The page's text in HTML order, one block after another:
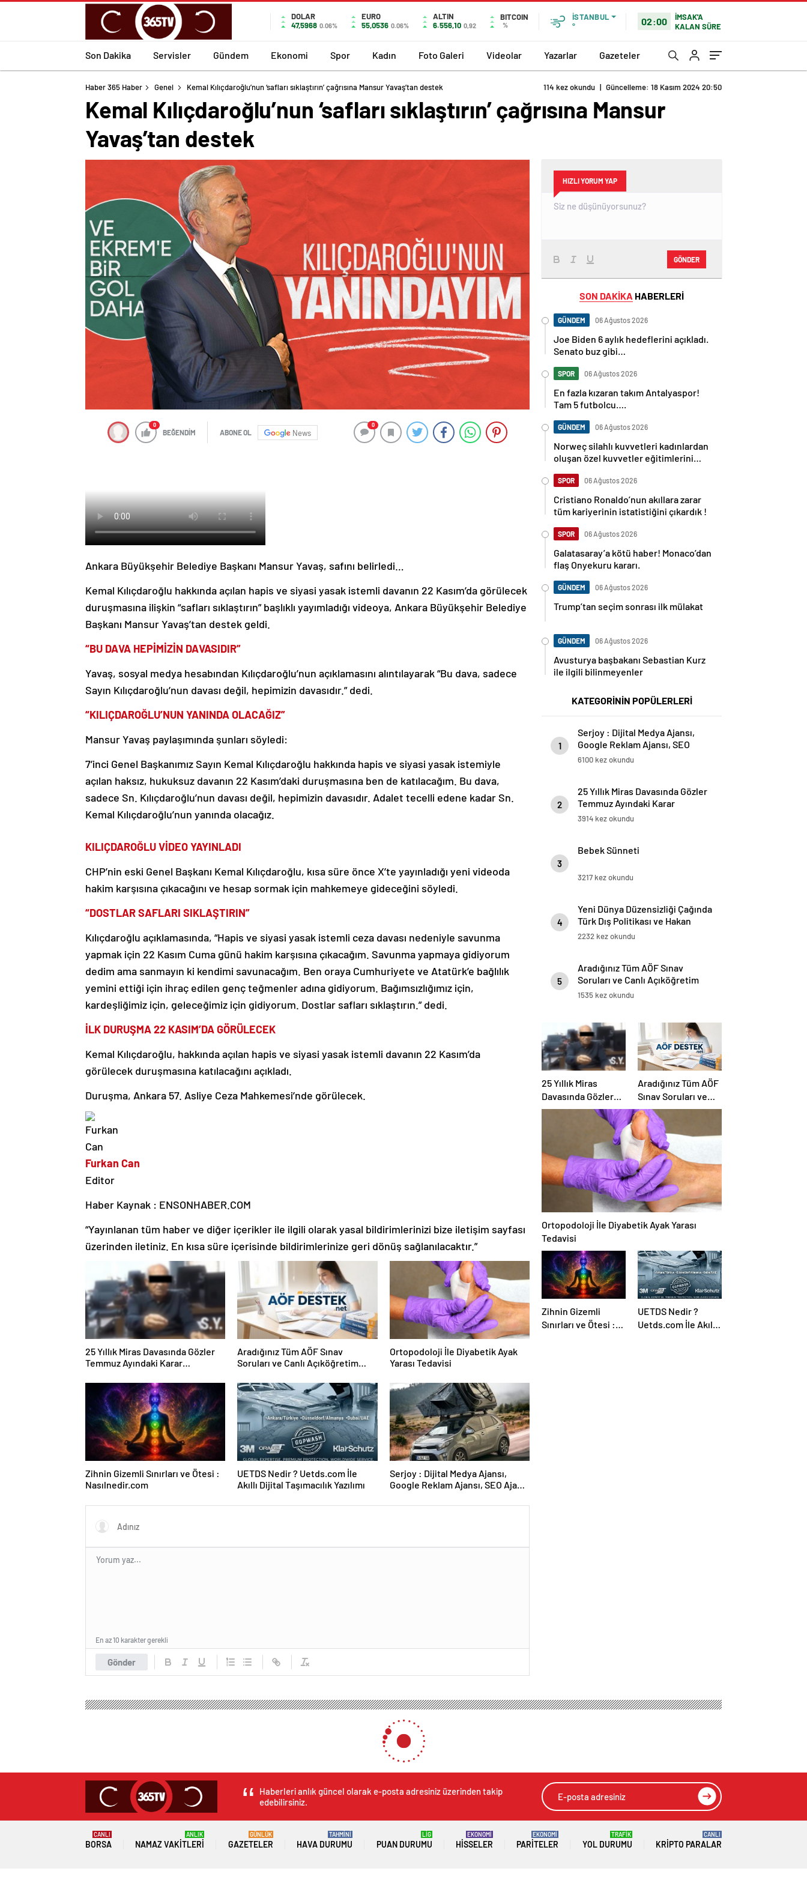
DOLAR
47,5968 0.06%
EURO
55,0536 0.06%
ALTIN
6.556,10 0,92
BITCOIN
%
İSTANBUL
°
02:00
İMSAK'A
KALAN SÜRE
Son Dakika Servisler Gündem Ekonomi Spor Kadın Foto Galeri Videolar Yazarlar Gazeteler
Haber 365 Haber Genel Kemal Kılıçdaroğlu’nun ‘safları sıklaştırın’ çağrısına Mansur Yavaş’tan destek 114 kez okundu | Güncelleme: 18 Kasım 2024 20:50
Kemal Kılıçdaroğlu’nun ‘safları sıklaştırın’ çağrısına Mansur
Yavaş’tan destek
0
BEĞENDİM ABONE OL News
0
Ankara Büyükşehir Belediye Başkanı Mansur Yavaş, safını belirledi…
Kemal Kılıçdaroğlu hakkında açılan hapis ve siyasi yasak istemli davanın 22 Kasım’da görülecek
duruşmasına ilişkin “safları sıklaştırın” başlıklı yayımladığı videoya, Ankara Büyükşehir Belediye
Başkanı Mansur Yavaş’tan destek geldi.
“BU DAVA HEPİMİZİN DAVASIDIR”
Yavaş, sosyal medya hesabından Kılıçdaroğlu’nun açıklamasını alıntılayarak “Bu dava, sadece
Sayın Kılıçdaroğlu’nun davası değil, hepimizin davasıdır.” dedi.
“KILIÇDAROĞLU’NUN YANINDA OLACAĞIZ”
Mansur Yavaş paylaşımında şunları söyledi:
7’inci Genel Başkanımız Sayın Kemal Kılıçdaroğlu hakkında hapis ve siyasi yasak istemiyle
açılan haksız, hukuksuz davanın 22 Kasım’daki duruşmasına ben de katılacağım. Bu dava,
sadece Sn. Kılıçdaroğlu’nun davası değil, hepimizin davasıdır. Adalet tecelli edene kadar Sn.
Kemal Kılıçdaroğlu’nun yanında olacağız.
KILIÇDAROĞLU VİDEO YAYINLADI
CHP’nin eski Genel Başkanı Kemal Kılıçdaroğlu, kısa süre önce X’te yayınladığı yeni videoda
hakim karşısına çıkacağını ve hesap sormak için mahkemeye gideceğini söyledi.
“DOSTLAR SAFLARI SIKLAŞTIRIN”
Kılıçdaroğlu açıklamasında, “Hapis ve siyasi yasak istemli ceza davası nedeniyle savunma
yapmak için 22 Kasım Cuma günü hakim karşısına çıkacağım. Savunma yapmaya gidiyorum
dedim ama sanmayın ki kendimi savunacağım. Ben oraya Cumhuriyete ve Atatürk’e bağlılık
yemini ettiği için ihraç edilen genç teğmenler adına gidiyorum. Bağımsızlığımız için,
kardeşliğimiz için, geleceğimiz için gidiyorum. Dostlar safları sıklaştırın.” dedi.
İLK DURUŞMA 22 KASIM’DA GÖRÜLECEK
Kemal Kılıçdaroğlu, hakkında açılan hapis ve siyasi yasak istemli davanın 22 Kasım’da
görülecek duruşmasına katılacağını açıkladı.
Duruşma, Ankara 57. Asliye Ceza Mahkemesi’nde görülecek.
Furkan Can
Editor
Haber Kaynak : ENSONHABER.COM
“Yayınlanan tüm haber ve diğer içerikler ile ilgili olarak yasal bildirimlerinizi bize iletişim sayfası
üzerinden iletiniz. En kısa süre içerisinde bildirimlerinize geri dönüş sağlanılacaktır.”
25 Yıllık Miras Davasında Gözler
Temmuz Ayındaki Karar
Aradığınız Tüm AÖF Sınav
Soruları ve Canlı Açıköğretim
Ortopodoloji İle Diyabetik Ayak
Yarası Tedavisi
Zihnin Gizemli Sınırları ve Ötesi :
Nasılnedir.com
UETDS Nedir ? Uetds.com İle
Akıllı Dijital Taşımacılık Yazılımı
Serjoy : Dijital Medya Ajansı,
Google Reklam Ajansı, SEO Ajansı
Gönder
En az 10 karakter gerekli
HIZLI YORUM YAP
GÖNDER
SON DAKİKA HABERLERİ
GÜNDEM 06 Ağustos 2026
Joe Biden 6 aylık hedeflerini açıkladı.
Senato buz gibi…
SPOR 06 Ağustos 2026
En fazla kızaran takım Antalyaspor!
Tam 5 futbolcu….
GÜNDEM 06 Ağustos 2026
Norweç silahlı kuvvetleri kadınlardan
oluşan özel kuvvetler eğitimlerini
SPOR 06 Ağustos 2026
Cristiano Ronaldo’nun akıllara zarar
tüm kariyerinin istatistiğini çıkardık !
SPOR 06 Ağustos 2026
Galatasaray’a kötü haber! Monaco’dan
flaş Onyekuru kararı.
GÜNDEM 06 Ağustos 2026
Trump’tan seçim sonrası ilk mülakat
GÜNDEM 06 Ağustos 2026
Avusturya başbakanı Sebastian Kurz
ile ilgili bilinmeyenler
KATEGORİNİN POPÜLERLERİ
1
Serjoy : Dijital Medya Ajansı,
Google Reklam Ajansı, SEO
Ajansı ve Web Tasarım Ajansı
6100 kez okundu
2
25 Yıllık Miras Davasında Gözler
Temmuz Ayındaki Karar
Duruşmasına Çevrildi
3914 kez okundu
3
Bebek Sünneti
3217 kez okundu
4
Yeni Dünya Düzensizliği Çağında
Türk Dış Politikası ve Hakan
Fidan Faktörü
2232 kez okundu
5
Aradığınız Tüm AÖF Sınav
Soruları ve Canlı Açıköğretim
Forumu Burada
1535 kez okundu
25 Yıllık Miras
Davasında Gözler
Temmuz Ayındaki
Karar Duruşmasına
Aradığınız Tüm AÖF
Sınav Soruları ve
Canlı Açıköğretim
Forumu Burada
Ortopodoloji İle Diyabetik Ayak Yarası
Tedavisi
Zihnin Gizemli
Sınırları ve Ötesi :
UETDS Nedir ?
Uetds.com İle Akıllı
Haberleri anlık güncel olarak e-posta adresiniz üzerinden takip
edebilirsiniz.
BORSA
CANLI
NAMAZ VAKITLERI
ANLIK
GAZETELER
GÜNLÜK
HAVA DURUMU
TAHMİNİ
PUAN DURUMU
LİG
HISSELER
EKONOMİ
PARITELER
EKONOMİ
YOL DURUMU
TRAFİK
KRIPTO PARALAR
CANLI